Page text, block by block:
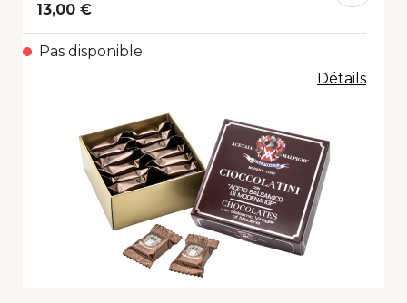
13,00 €
Pas disponible
Détails